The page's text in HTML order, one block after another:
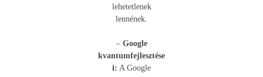
lehetetlenek
lennének.
– Google
kvantumfejlesztése
i: A Google